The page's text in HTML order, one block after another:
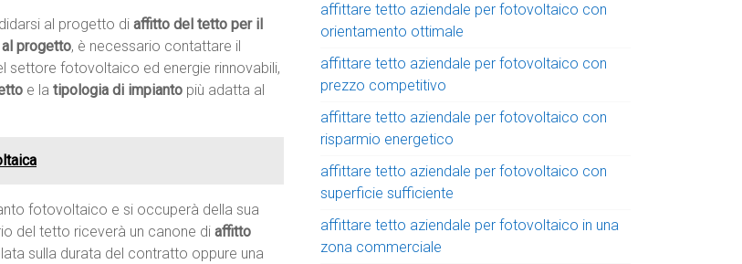
al progetto di affitto del tetto per il
progetto, è necessario contattare il
settore fotovoltaico ed energie rinnovabili,
e la tipologia di impianto più adatta al
fotovoltaico e si occuperà della sua
del tetto riceverà un canone di affitto
sulla durata del contratto oppure una
affittare tetto aziendale per fotovoltaico con
orientamento ottimale
affittare tetto aziendale per fotovoltaico con
prezzo competitivo
affittare tetto aziendale per fotovoltaico con
risparmio energetico
affittare tetto aziendale per fotovoltaico con
superficie sufficiente
affittare tetto aziendale per fotovoltaico in una
zona commerciale